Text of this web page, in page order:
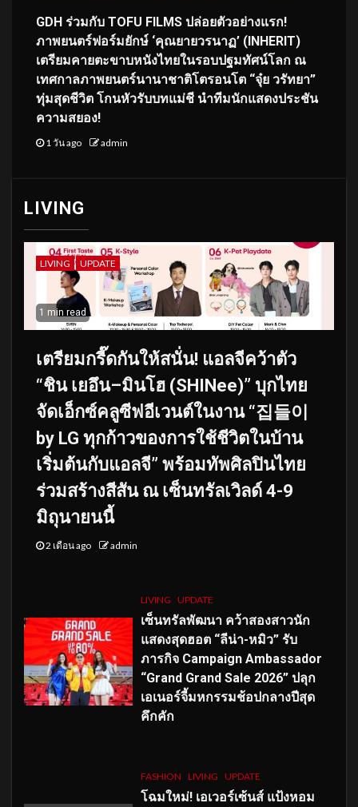
GDH ร่วมกับ TOFU FILMS ปล่อยตัวอย่างแรก!
ภาพยนตร์ฟอร์มยักษ์ ‘คุณยายวรนาฏ’ (INHERIT)
เตรียมคายตะขาบหนังไทยในรอบปฐมทัศน์โลก ณ
เทศกาลภาพยนตร์นานาชาติโตรอนโต “จุ๋ย วรัทยา”
ทุ่มสุดชีวิต โกนหัวรับบทแม่ชี นำทีมนักแสดงประชัน
ความสยอง!
1 วัน ago admin
LIVING
LIVING UPDATE
1 min read
เตรียมกรี๊ดกันให้สนั่น! แอลจีคว้าตัว
“ชิน เยอึน–มินโฮ (SHINee)” บุกไทย
จัดเอ็กซ์คลูซีฟอีเวนต์ในงาน “집들이
by LG ทุกก้าวของการใช้ชีวิตในบ้าน
เริ่มต้นกับแอลจี” พร้อมทัพศิลปินไทย
ร่วมสร้างสีสัน ณ เซ็นทรัลเวิลด์ 4-9
มิถุนายนนี้
2 เดือน ago admin
LIVING UPDATE
เซ็นทรัลพัฒนา คว้าสองสาวนัก
แสดงสุดฮอต “ลีน่า-หมิว” รับ
ภารกิจ Campaign Ambassador
“Grand Grand Sale 2026” ปลุก
เอเนอร์จี้มหกรรมช้อปกลางปีสุด
คึกคัก
FASHION LIVING UPDATE
โฉมใหม่! เอเวอร์เซ้นส์ แป้งหอม